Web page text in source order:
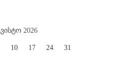
2026
10 17 24 31